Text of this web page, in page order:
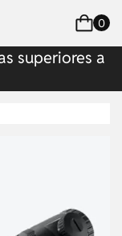
0
superiores a